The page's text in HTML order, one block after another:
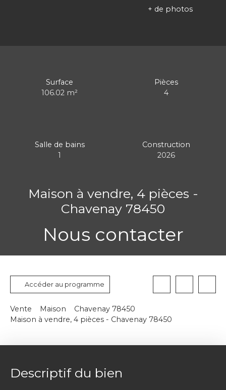
+ de photos
Surface
106.02 m²
Pièces
4
Salle de bains
1
Construction
2026
Maison à vendre, 4 pièces -
Chavenay 78450
Nous contacter
Accéder au programme
Vente Maison
Chavenay 78450
Maison à vendre, 4 pièces - Chavenay 78450
Descriptif du bien